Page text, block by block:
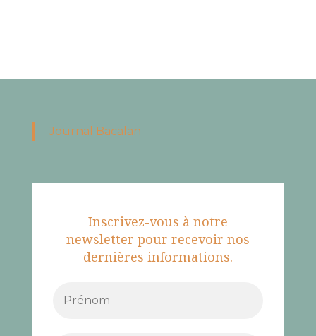
Journal Bacalan
Inscrivez-vous à notre
newsletter pour recevoir nos
dernières informations.